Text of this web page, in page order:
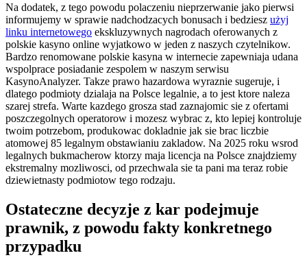
Na dodatek, z tego powodu polaczeniu nieprzerwanie jako pierwsi
informujemy w sprawie nadchodzacych bonusach i bedziesz użyj
linku internetowego ekskluzywnych nagrodach oferowanych z
polskie kasyno online wyjatkowo w jeden z naszych czytelnikow.
Bardzo renomowane polskie kasyna w internecie zapewniaja udana
wspolprace posiadanie zespolem w naszym serwisu
KasynoAnalyzer. Takze prawo hazardowa wyraznie sugeruje, i
dlatego podmioty dzialaja na Polsce legalnie, a to jest ktore naleza
szarej strefa. Warte kazdego grosza stad zaznajomic sie z ofertami
poszczegolnych operatorow i mozesz wybrac z, kto lepiej kontroluje
twoim potrzebom, produkowac dokladnie jak sie brac liczbie
atomowej 85 legalnym obstawianiu zakladow. Na 2025 roku wsrod
legalnych bukmacherow ktorzy maja licencja na Polsce znajdziemy
ekstremalny mozliwosci, od przechwala sie ta pani ma teraz robie
dziewietnasty podmiotow tego rodzaju.
Ostateczne decyzje z kar podejmuje
prawnik, z powodu fakty konkretnego
przypadku